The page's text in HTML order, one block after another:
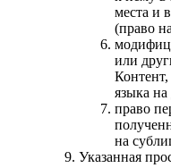
места и
(право
или
языка на
право
на
Указанная